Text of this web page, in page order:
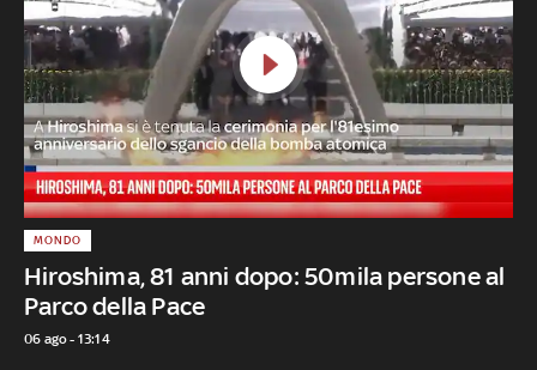
Hiroshima, 81 anni dopo: 50mila persone al
Parco della Pace
MONDO
06 ago - 13:14